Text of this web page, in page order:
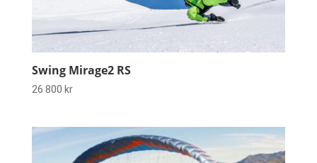
Swing Mirage2 RS
26 800 kr